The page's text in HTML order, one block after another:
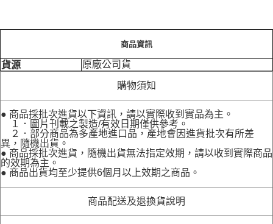
商品資訊
貨源 原廠公司貨
購物須知
● 商品採批次進貨以下資訊，請以實際收到實品為主。
１．圖片刊載之製造/有效日期僅供參考。
２．部分商品為多產地進口品，產地會因進貨批次有所差
異，隨機出貨。
● 商品採批次進貨，隨機出貨無法指定效期，請以收到實際商品
的效期為主。
● 商品出貨均至少提供6個月以上效期之商品。
商品配送及退換貨說明